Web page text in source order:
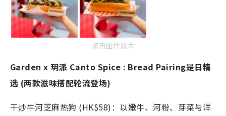
点击图片放大
Garden x 玥派 Canto Spice : Bread Pairing是日精
选 (两款滋味搭配轮流登场)
干炒牛河芝麻热狗 (HK$58)：以嫩牛、河粉、芽菜与洋